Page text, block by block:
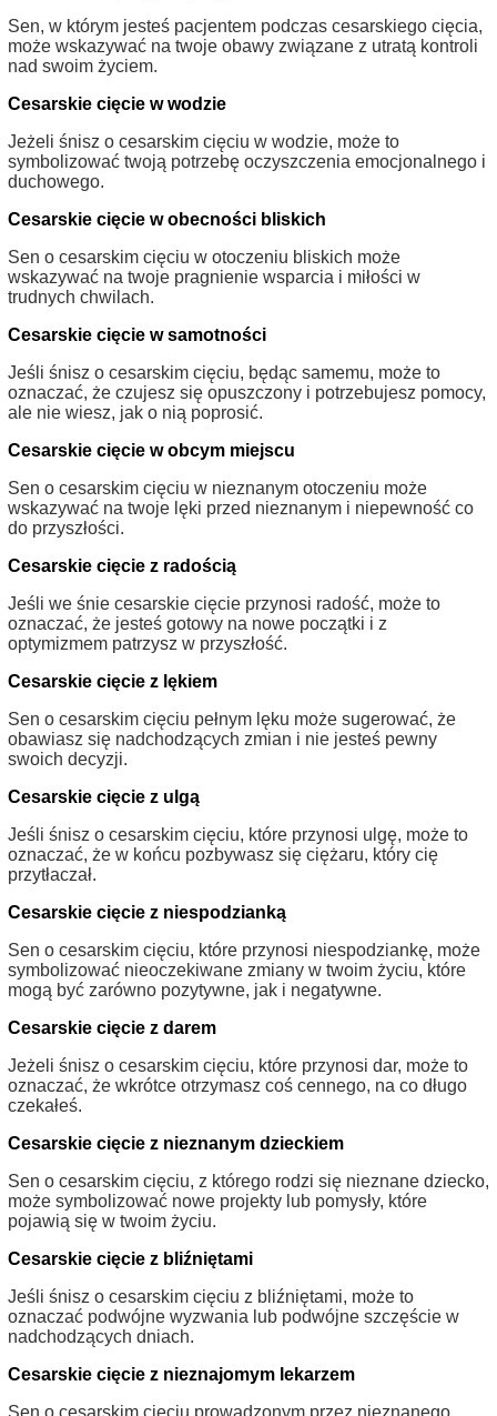
Sen, w którym jesteś pacjentem podczas cesarskiego cięcia,
może wskazywać na twoje obawy związane z utratą kontroli
nad swoim życiem.
Cesarskie cięcie w wodzie
Jeżeli śnisz o cesarskim cięciu w wodzie, może to
symbolizować twoją potrzebę oczyszczenia emocjonalnego i
duchowego.
Cesarskie cięcie w obecności bliskich
Sen o cesarskim cięciu w otoczeniu bliskich może
wskazywać na twoje pragnienie wsparcia i miłości w
trudnych chwilach.
Cesarskie cięcie w samotności
Jeśli śnisz o cesarskim cięciu, będąc samemu, może to
oznaczać, że czujesz się opuszczony i potrzebujesz pomocy,
ale nie wiesz, jak o nią poprosić.
Cesarskie cięcie w obcym miejscu
Sen o cesarskim cięciu w nieznanym otoczeniu może
wskazywać na twoje lęki przed nieznanym i niepewność co
do przyszłości.
Cesarskie cięcie z radością
Jeśli we śnie cesarskie cięcie przynosi radość, może to
oznaczać, że jesteś gotowy na nowe początki i z
optymizmem patrzysz w przyszłość.
Cesarskie cięcie z lękiem
Sen o cesarskim cięciu pełnym lęku może sugerować, że
obawiasz się nadchodzących zmian i nie jesteś pewny
swoich decyzji.
Cesarskie cięcie z ulgą
Jeśli śnisz o cesarskim cięciu, które przynosi ulgę, może to
oznaczać, że w końcu pozbywasz się ciężaru, który cię
przytłaczał.
Cesarskie cięcie z niespodzianką
Sen o cesarskim cięciu, które przynosi niespodziankę, może
symbolizować nieoczekiwane zmiany w twoim życiu, które
mogą być zarówno pozytywne, jak i negatywne.
Cesarskie cięcie z darem
Jeżeli śnisz o cesarskim cięciu, które przynosi dar, może to
oznaczać, że wkrótce otrzymasz coś cennego, na co długo
czekałeś.
Cesarskie cięcie z nieznanym dzieckiem
Sen o cesarskim cięciu, z którego rodzi się nieznane dziecko,
może symbolizować nowe projekty lub pomysły, które
pojawią się w twoim życiu.
Cesarskie cięcie z bliźniętami
Jeśli śnisz o cesarskim cięciu z bliźniętami, może to
oznaczać podwójne wyzwania lub podwójne szczęście w
nadchodzących dniach.
Cesarskie cięcie z nieznajomym lekarzem
Sen o cesarskim cięciu prowadzonym przez nieznanego